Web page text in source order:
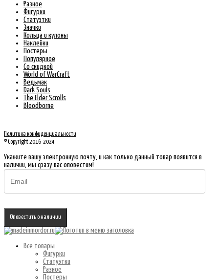
Разное
Фигурки
Статуэтки
Значки
Кольца и кулоны
Наклейки
Постеры
Популярное
Со скидкой
World of WarCraft
Ведьмак
Dark Souls
The Elder Scrolls
Bloodborne
Политика конфиденциальности
© Copyright 2016-2024
Укажите вашу электронную почту, и как только данный товар появится в
наличии, мы сразу вас оповестим!
Оповестить о наличии
Все товары
Фигурки
Статуэтки
Разное
Постеры